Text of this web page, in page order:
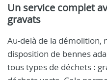
Un service complet
gravats
Au-delà de la démolition,
disposition de bennes
tous types de déchets :